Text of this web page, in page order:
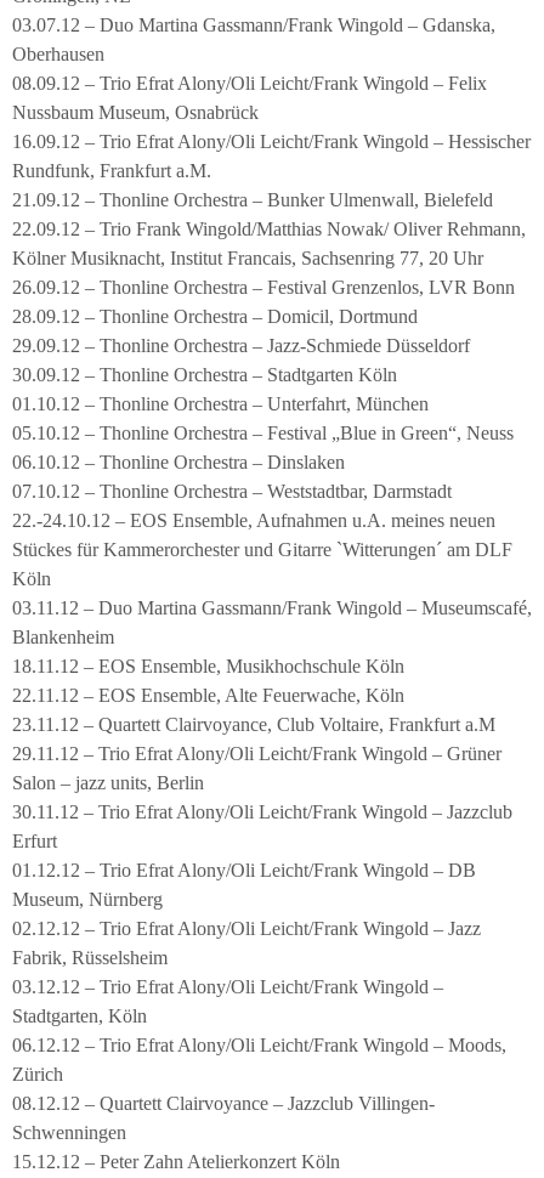
03.07.12 – Duo Martina Gassmann/Frank Wingold – Gdanska,
Oberhausen
08.09.12 – Trio Efrat Alony/Oli Leicht/Frank Wingold – Felix
Nussbaum Museum, Osnabrück
16.09.12 – Trio Efrat Alony/Oli Leicht/Frank Wingold – Hessischer
Rundfunk, Frankfurt a.M.
21.09.12 – Thonline Orchestra – Bunker Ulmenwall, Bielefeld
22.09.12 – Trio Frank Wingold/Matthias Nowak/ Oliver Rehmann,
Kölner Musiknacht, Institut Francais, Sachsenring 77, 20 Uhr
26.09.12 – Thonline Orchestra – Festival Grenzenlos, LVR Bonn
28.09.12 – Thonline Orchestra – Domicil, Dortmund
29.09.12 – Thonline Orchestra – Jazz-Schmiede Düsseldorf
30.09.12 – Thonline Orchestra – Stadtgarten Köln
01.10.12 – Thonline Orchestra – Unterfahrt, München
05.10.12 – Thonline Orchestra – Festival „Blue in Green“, Neuss
06.10.12 – Thonline Orchestra – Dinslaken
07.10.12 – Thonline Orchestra – Weststadtbar, Darmstadt
22.-24.10.12 – EOS Ensemble, Aufnahmen u.A. meines neuen
Stückes für Kammerorchester und Gitarre `Witterungen´ am DLF
Köln
03.11.12 – Duo Martina Gassmann/Frank Wingold – Museumscafé,
Blankenheim
18.11.12 – EOS Ensemble, Musikhochschule Köln
22.11.12 – EOS Ensemble, Alte Feuerwache, Köln
23.11.12 – Quartett Clairvoyance, Club Voltaire, Frankfurt a.M
29.11.12 – Trio Efrat Alony/Oli Leicht/Frank Wingold – Grüner
Salon – jazz units, Berlin
30.11.12 – Trio Efrat Alony/Oli Leicht/Frank Wingold – Jazzclub
Erfurt
01.12.12 – Trio Efrat Alony/Oli Leicht/Frank Wingold – DB
Museum, Nürnberg
02.12.12 – Trio Efrat Alony/Oli Leicht/Frank Wingold – Jazz
Fabrik, Rüsselsheim
03.12.12 – Trio Efrat Alony/Oli Leicht/Frank Wingold –
Stadtgarten, Köln
06.12.12 – Trio Efrat Alony/Oli Leicht/Frank Wingold – Moods,
Zürich
08.12.12 – Quartett Clairvoyance – Jazzclub Villingen-
Schwenningen
15.12.12 – Peter Zahn Atelierkonzert Köln